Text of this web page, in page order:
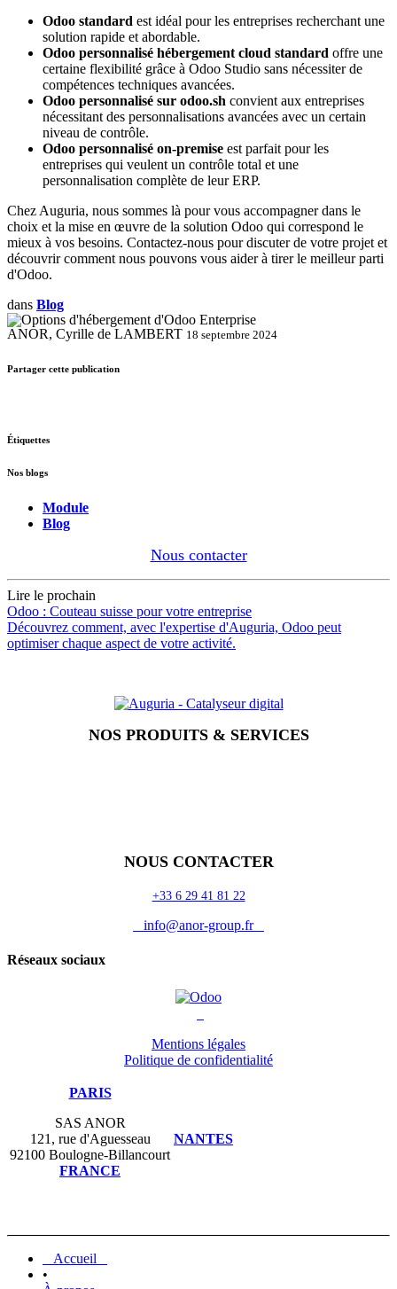
Odoo standard est idéal pour les entreprises recherchant une
solution rapide et abordable.
Odoo personnalisé hébergement cloud standard offre une
certaine flexibilité grâce à Odoo Studio sans nécessiter de
compétences techniques avancées.
Odoo personnalisé sur odoo.sh convient aux entreprises
nécessitant des personnalisations avancées avec un certain
niveau de contrôle.
Odoo personnalisé on-premise est parfait pour les
entreprises qui veulent un contrôle total et une
personnalisation complète de leur ERP.
Chez Auguria, nous sommes là pour vous accompagner dans le
choix et la mise en œuvre de la solution Odoo qui correspond le
mieux à vos besoins. Contactez-nous pour discuter de votre projet et
découvrir comment nous pouvons vous aider à tirer le meilleur parti
d'Odoo.
dans Blog
ANOR, Cyrille de LAMBERT 18 septembre 2024
Partager cette publication
Étiquettes
Nos blogs
Module
Blog
Nous contacter
Lire le prochain
Odoo : Couteau suisse pour votre entreprise
Découvrez comment, avec l'expertise d'Auguria, Odoo peut
optimiser chaque aspect de votre activité.
NOS PRODUITS & SERVICES
NOUS CONTACTER
+33 6 29 41 81 22
info@anor-group.fr
Réseaux sociaux
Mentions légales
Politique de confidentialité
PARIS
SAS ANOR
121, rue d'Aguesseau
92100 Boulogne-Billancourt
FRANCE
NANTES
Accueil
•